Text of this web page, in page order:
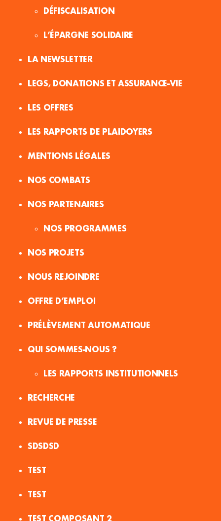
DÉFISCALISATION
L’ÉPARGNE SOLIDAIRE
LA NEWSLETTER
LEGS, DONATIONS ET ASSURANCE-VIE
LES OFFRES
LES RAPPORTS DE PLAIDOYERS
MENTIONS LÉGALES
NOS COMBATS
NOS PARTENAIRES
NOS PROGRAMMES
NOS PROJETS
NOUS REJOINDRE
OFFRE D’EMPLOI
PRÉLÈVEMENT AUTOMATIQUE
QUI SOMMES-NOUS ?
LES RAPPORTS INSTITUTIONNELS
RECHERCHE
REVUE DE PRESSE
SDSDSD
TEST
TEST
TEST COMPOSANT 2